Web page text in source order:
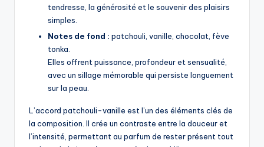
tendresse, la générosité et le souvenir des plaisirs
simples.
Notes de fond : patchouli, vanille, chocolat, fève
tonka.
Elles offrent puissance, profondeur et sensualité,
avec un sillage mémorable qui persiste longuement
sur la peau.
L’accord patchouli-vanille est l’un des éléments clés de
la composition. Il crée un contraste entre la douceur et
l’intensité, permettant au parfum de rester présent tout